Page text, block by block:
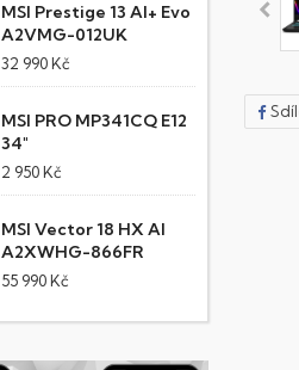
MSI Prestige 13 AI+ Evo
A2VMG-012UK
32 990 Kč
MSI PRO MP341CQ E12
34"
2 950 Kč
MSI Vector 18 HX AI
A2XWHG-866FR
55 990 Kč